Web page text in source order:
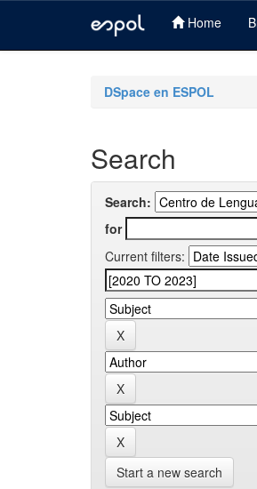
Home
DSpace en ESPOL
Search
Search:
for
Current filters:
Start a new search